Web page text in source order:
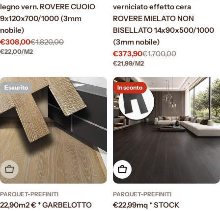
legno vern. ROVERE CUOIO
9x120x700/1000 (3mm
nobile)
Prezzo
di
€308,00
Prezzo
normale
€1.820,00
PREZZO
€22,00/PER
M2
verniciato effetto cera
ROVERE MIELATO NON
BISELLATO 14x90x500/1000
(3mm nobile)
Prezzo
di
vendita
€373,90
Prezzo
normale
€1.700,00
PREZZO
€21,99/PER
M2
Esaurito
Esaurito
PARQUET-PREFINITI
22,90m2 € * GARBELOTTO
In sconto
Aggiungi al carrello
PARQUET-PREFINITI
€22,99mq * STOCK